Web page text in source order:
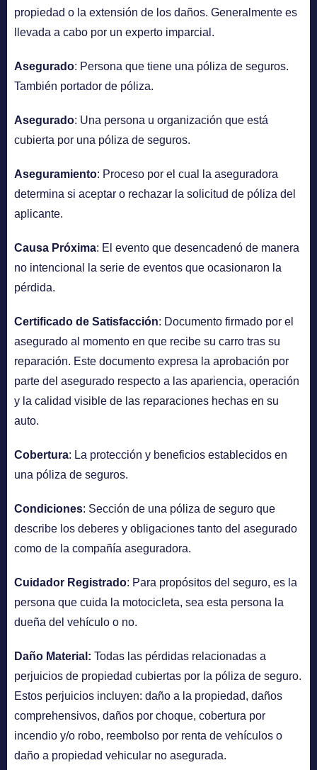
propiedad o la extensión de los daños. Generalmente es
llevada a cabo por un experto imparcial.
Asegurado: Persona que tiene una póliza de seguros.
También portador de póliza.
Asegurado: Una persona u organización que está
cubierta por una póliza de seguros.
Aseguramiento: Proceso por el cual la aseguradora
determina si aceptar o rechazar la solicitud de póliza del
aplicante.
Causa Próxima: El evento que desencadenó de manera
no intencional la serie de eventos que ocasionaron la
pérdida.
Certificado de Satisfacción: Documento firmado por el
asegurado al momento en que recibe su carro tras su
reparación. Este documento expresa la aprobación por
parte del asegurado respecto a las apariencia, operación
y la calidad visible de las reparaciones hechas en su
auto.
Cobertura: La protección y beneficios establecidos en
una póliza de seguros.
Condiciones: Sección de una póliza de seguro que
describe los deberes y obligaciones tanto del asegurado
como de la compañía aseguradora.
Cuidador Registrado: Para propósitos del seguro, es la
persona que cuida la motocicleta, sea esta persona la
dueña del vehículo o no.
Daño Material: Todas las pérdidas relacionadas a
perjuicios de propiedad cubiertas por la póliza de seguro.
Estos perjuicios incluyen: daño a la propiedad, daños
comprehensivos, daños por choque, cobertura por
incendio y/o robo, reembolso por renta de vehículos o
daño a propiedad vehicular no asegurada.